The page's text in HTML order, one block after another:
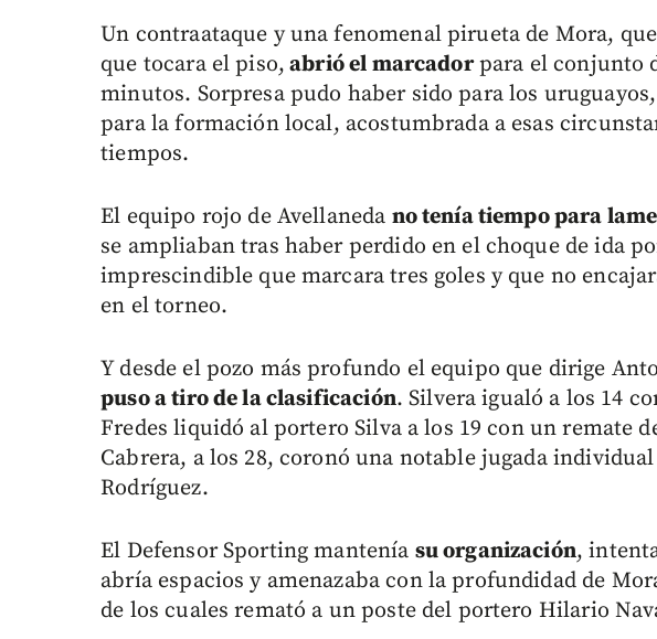
Un contraataque y una fenomenal pirueta de Mora,
que tocara el piso, abrió el marcadorpara el conjunto
minutos. Sorpresa pudo haber sido para los
para la formación local, acostumbrada a esas
tiempos.
El equipo rojo de Avellaneda no tenía tiempo para
se ampliaban tras haber perdido en el choque de ida
imprescindible que marcara tres goles y que no
en el torneo.
Y desde el pozo más profundo el equipo que dirige
puso a tiro de la clasificación. Silvera igualó a los 14
Fredes liquidó al portero Silva a los 19 con un remate
Cabrera, a los 28, coronó una notable jugada
Rodríguez.
El Defensor Sporting mantenía su organización,
abría espacios y amenazaba con la profundidad de
de los cuales remató a un poste del portero Hilario